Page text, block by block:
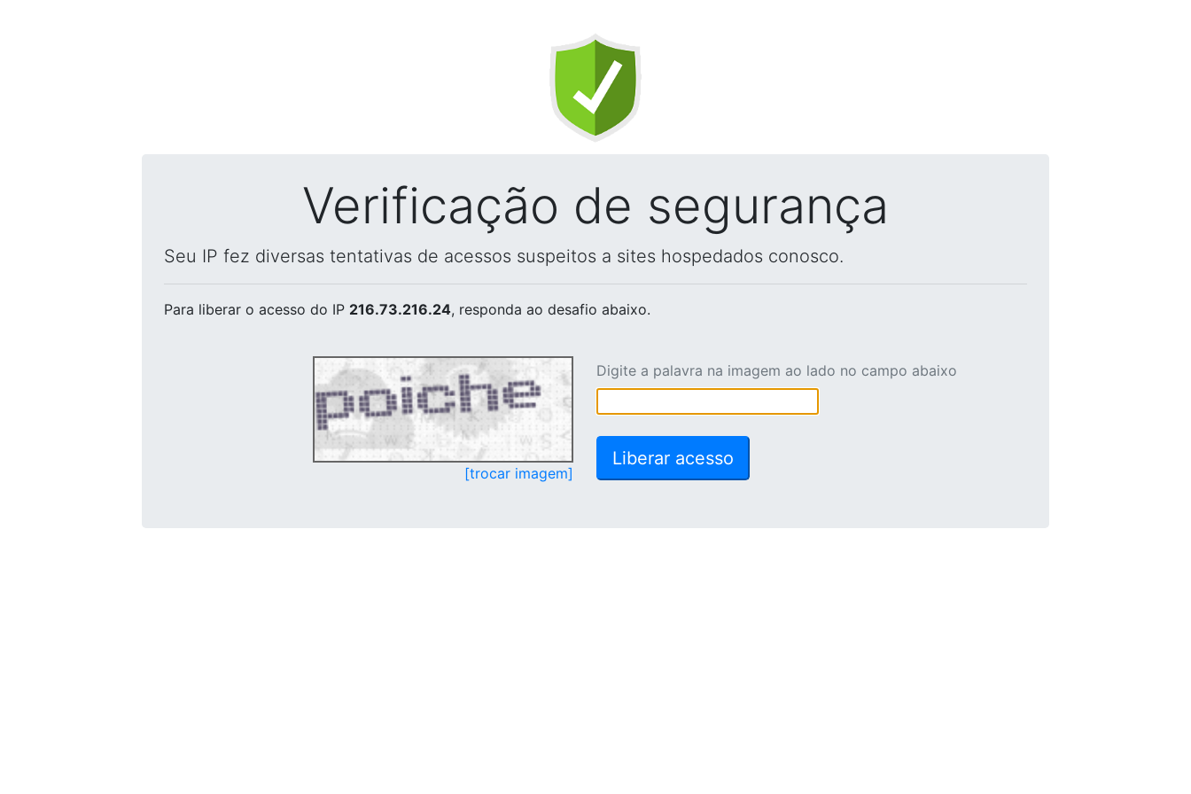
Verificação de segurança
Seu IP fez diversas tentativas de acessos suspeitos a sites hospedados conosco.
Para liberar o acesso do IP 216.73.216.24, responda ao desafio abaixo.
[trocar imagem]
Digite a palavra na imagem ao lado no campo abaixo